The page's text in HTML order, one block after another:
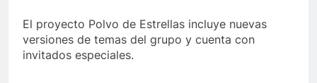
El proyecto Polvo de Estrellas incluye nuevas
versiones de temas del grupo y cuenta con
invitados especiales.